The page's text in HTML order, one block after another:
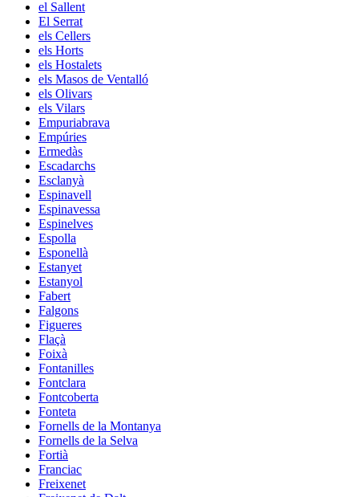
el Sallent
El Serrat
els Cellers
els Horts
els Hostalets
els Masos de Ventalló
els Olivars
els Vilars
Empuriabrava
Empúries
Ermedàs
Escadarchs
Esclanyà
Espinavell
Espinavessa
Espinelves
Espolla
Esponellà
Estanyet
Estanyol
Fabert
Falgons
Figueres
Flaçà
Foixà
Fontanilles
Fontclara
Fontcoberta
Fonteta
Fornells de la Montanya
Fornells de la Selva
Fortià
Franciac
Freixenet